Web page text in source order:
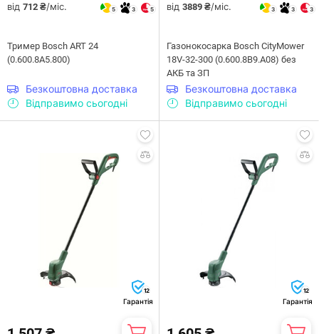
від 712 ₴/міс. 5 3 5
Тример Bosch ART 24
(0.600.8A5.800)
Безкоштовна доставка
Відправимо сьогодні
від 3889 ₴/міс. 3 3 3
Газонокосарка Bosch CityMower
18V-32-300 (0.600.8B9.A08) без
АКБ та ЗП
Безкоштовна доставка
Відправимо сьогодні
12
Гарантія
12
Гарантія